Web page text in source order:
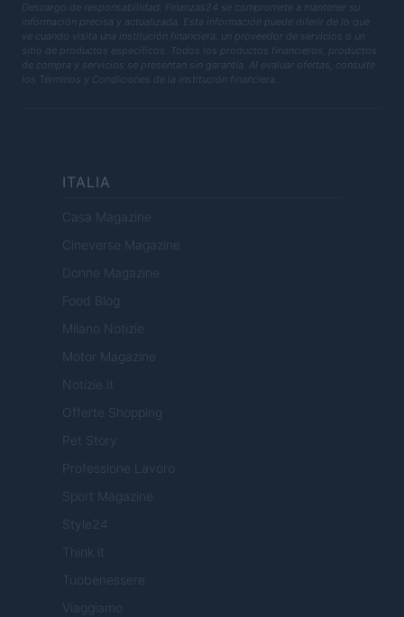
Descargo de responsabilidad: Finanzas24 se compromete a mantener su
información precisa y actualizada. Esta información puede diferir de lo que
ve cuando visita una institución financiera, un proveedor de servicios o un
sitio de productos específicos. Todos los productos financieros, productos
de compra y servicios se presentan sin garantía. Al evaluar ofertas, consulte
los Términos y Condiciones de la institución financiera.
ITALIA
Casa Magazine
Cineverse Magazine
Donne Magazine
Food Blog
Milano Notizie
Motor Magazine
Notizie.it
Offerte Shopping
Pet Story
Professione Lavoro
Sport Magazine
Style24
Think.it
Tuobenessere
Viaggiamo